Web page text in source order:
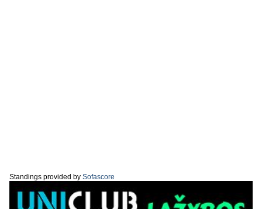
Standings provided by Sofascore